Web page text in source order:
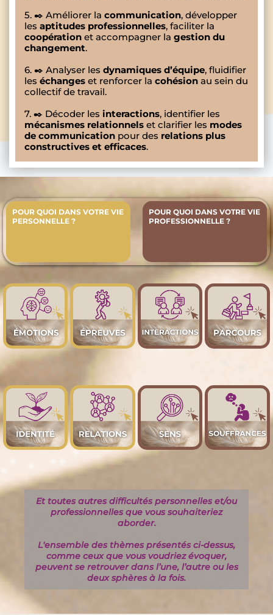
5. ✒️ Améliorer la communication, développer
les aptitudes professionnelles, faciliter la
coopération et accompagner la gestion du
changement.
6. ✒️ Analyser les dynamiques d’équipe, fluidifier
les échanges et renforcer la cohésion au sein du
collectif de travail.
7. ✒️ Décoder les interactions, identifier les
mécanismes relationnels et clarifier les modes
de communication pour des relations plus
constructives et efficaces.
POUR QUOI DANS VOTRE VIE
PERSONNELLE ?
POUR QUOI DANS VOTRE VIE
PROFESSIONNELLE ?
Et toutes autres difficultés personnelles et/ou
professionnelles que vous souhaiteriez
aborder.
L'ensemble des thèmes présentés ci-dessus,
comme ceux que vous voudriez évoquer,
peuvent se retrouver dans l’une, l’autre ou les
deux sphères à la fois.